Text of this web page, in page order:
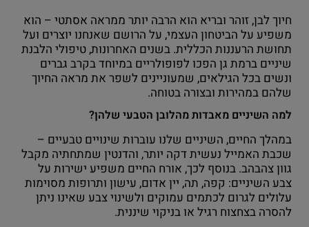
חיוך לבן, זוהר ובריא הוא הרבה יותר ממראה אסתטי – הוא
משפיע על הביטחון העצמי, על הרושם שאנחנו יוצרים ועל
תחושת הרעננות הכללית. בשנים האחרונות, טיפולי הלבנת
שיניים ברמת גן הפכו לפופולריים במיוחד בקרב גברים
ונשים בכל הגילאים, שמעוניינים לשפר את מראה החיוך
שלהם במהירות ובצורה בטוחה.
למה השיניים מאבדות מהלובן הטבעי שלהן?
במהלך החיים, השיניים שלנו עוברות שינויים טבעיים –
שכבת האמייל נעשית דקה יותר, והדנטין שמתחתיה מקבל
גוון צהבהב. בנוסף לכך, אורח החיים משפיע ישירות על
צבע השיניים: קפה, תה, יין אדום, עישון ותרופות מסוימות
עלולים לגרום לכתמים עמוקים ולשינוי צבע שאינו ניתן
להסרה בצחצוח רגיל או בניקוי שיננית.